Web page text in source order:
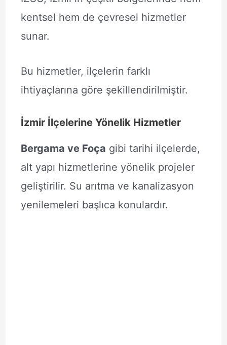
kentsel hem de çevresel hizmetler
sunar.
Bu hizmetler, ilçelerin farklı
ihtiyaçlarına göre şekillendirilmiştir.
İzmir İlçelerine Yönelik Hizmetler
Bergama ve Foça gibi tarihi ilçelerde,
alt yapı hizmetlerine yönelik projeler
geliştirilir. Su arıtma ve kanalizasyon
yenilemeleri başlıca konulardır.